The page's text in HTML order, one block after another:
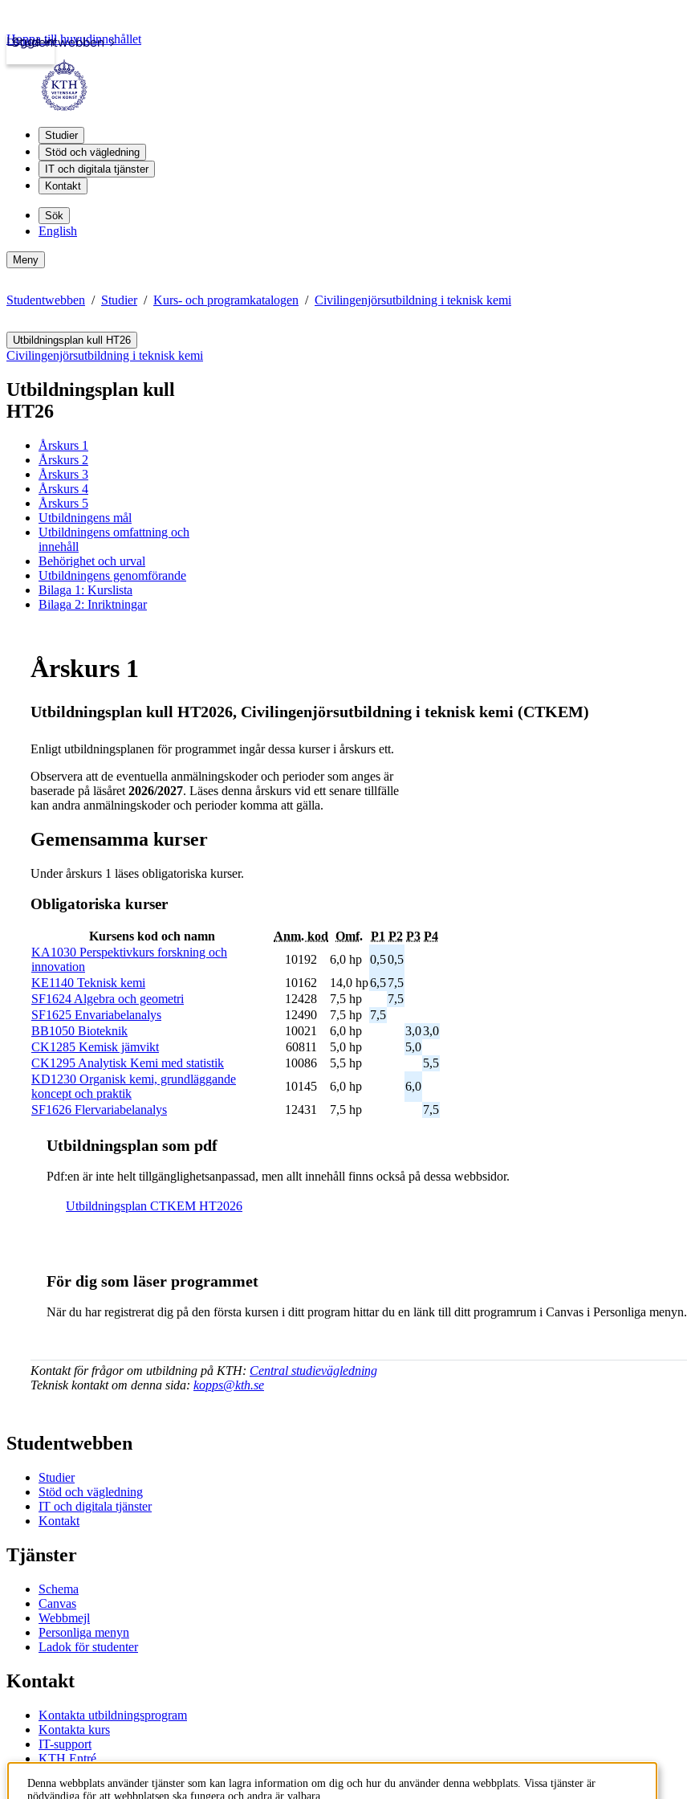
Studentwebben
Logga in
Hoppa till huvudinnehållet
Studier
Stöd och vägledning
IT och digitala tjänster
Kontakt
Sök
English
Meny
Studentwebben Studier Kurs- och programkatalogen Civilingenjörsutbildning i teknisk kemi
Utbildningsplan kull HT26
Civilingenjörsutbildning i teknisk kemi
Utbildningsplan kull
HT26
Årskurs 1
Årskurs 2
Årskurs 3
Årskurs 4
Årskurs 5
Utbildningens mål
Utbildningens omfattning och
innehåll
Behörighet och urval
Utbildningens genomförande
Bilaga 1: Kurslista
Bilaga 2: Inriktningar
Årskurs 1
Utbildningsplan kull HT2026, Civilingenjörsutbildning i teknisk kemi (CTKEM)
Enligt utbildningsplanen för programmet ingår dessa kurser i årskurs ett.
Observera att de eventuella anmälningskoder och perioder som anges är
baserade på läsåret 2026/2027. Läses denna årskurs vid ett senare tillfälle
kan andra anmälningskoder och perioder komma att gälla.
Gemensamma kurser
Under årskurs 1 läses obligatoriska kurser.
Obligatoriska kurser
Kursens kod och namn Anm. kod Omf. P1 P2 P3 P4
KA1030 Perspektivkurs forskning och
innovation
10192 6,0 hp 0,50,5
KE1140 Teknisk kemi
10162 14,0 hp6,57,5
SF1624 Algebra och geometri
12428 7,5 hp
7,5
SF1625 Envariabelanalys
12490 7,5 hp
7,5
BB1050 Bioteknik
10021 6,0 hp 3,03,0
CK1285 Kemisk jämvikt
60811 5,0 hp
5,0
CK1295 Analytisk Kemi med statistik
10086 5,5 hp
5,5
KD1230 Organisk kemi, grundläggande
koncept och praktik
10145 6,0 hp
6,0
SF1626 Flervariabelanalys
12431 7,5 hp 7,5
Ut­bild­nings­plan som pdf
Pdf:en är inte helt till­gäng­lig­hets­an­pas­sad, men allt inne­håll finns också på dessa webb­sidor.
Ut­bild­nings­plan CTKEM HT2026
För dig som läser programmet
När du har registrerat dig på den första kursen i ditt program hittar du en länk till ditt programrum i Canvas i Personliga menyn.
Kontakt för frågor om utbildning på KTH: Central studievägledning
Teknisk kontakt om denna sida: kopps@kth.se
Studentwebben
Studier
Stöd och vägledning
IT och digitala tjänster
Kontakt
Tjänster
Schema
Canvas
Webbmejl
Personliga menyn
Ladok för studenter
Kontakt
Kontakta utbildningsprogram
Kontakta kurs
IT-support
KTH Entré
Denna webbplats använder tjänster som kan lagra information om dig och hur du använder denna webbplats. Vissa tjänster är
nödvändiga för att webbplatsen ska fungera och andra är valbara.